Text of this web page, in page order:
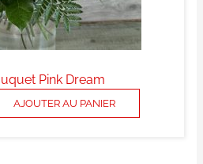
Pink Dream
AJOUTER AU PANIER